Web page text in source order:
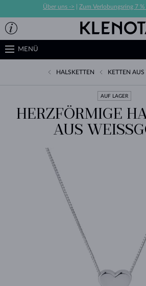
Über uns -> Zum Verlobungsring 7
MENÜ
HALSKETTEN KETTEN AUS
AUF LAGER
HERZFÖRMIGE
AUS